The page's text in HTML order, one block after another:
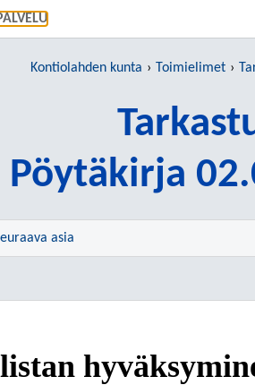
Kontiolahden kunta Toimielimet
Pöytäkirja
asia